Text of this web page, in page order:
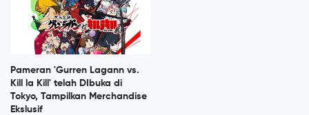
Pameran 'Gurren Lagann vs.
Kill la Kill' telah DIbuka di
Tokyo, Tampilkan Merchandise
Ekslusif